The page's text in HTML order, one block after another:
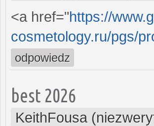
<a href="https://
cosmetology.ru/pgs/
odpowiedz
best 2026
KeithFousa